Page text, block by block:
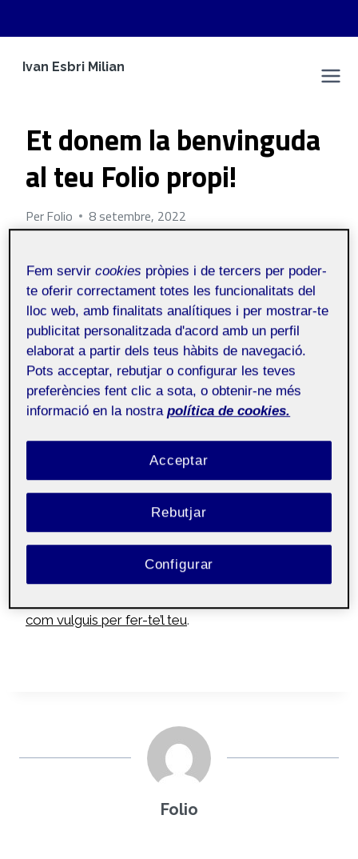
Ivan Esbri Milian
Et donem la benvinguda
al teu Folio propi!
PerFolio 8 setembre, 2022
Públic
(Aquesta publicació s’ha generat
automàticament i la pot veure tothom)
Hola!
si llegeixes això és queja tens activat el teu
, el portafolis amb tecnologia
que vulguis sobre tu i els teus projectes propis
sinó també les PACs i activitats de les teves
assignatures al llarg dels estudis.
com vulguis per fer-te’l teu.
Folio
Fem servircookies pròpies i de tercers per poder-
te oferir correctament totes les funcionalitats del
lloc web, amb finalitats analítiques i per mostrar-te
publicitat personalitzada d'acord amb un perfil
elaborat a partir dels teus hàbits de navegació.
Pots acceptar, rebutjar o configurar les teves
preferències fent clic a sota, o obtenir-ne més
informació en la nostra política de cookies.
Rebutjar
Acceptar
Configurar